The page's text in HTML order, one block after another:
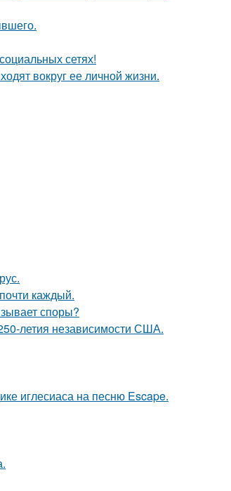
сетях!
вокруг ее личной жизни.
каждый.
споры?
летия независимости США.
иглесиаса на песню Escape.